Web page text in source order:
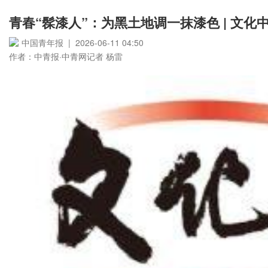
青春“髹漆人”：为黑土地调一抹漆色 | 文化
中国青年报 | 2026-06-11 04:50
作者：中青报·中青网记者 杨雷